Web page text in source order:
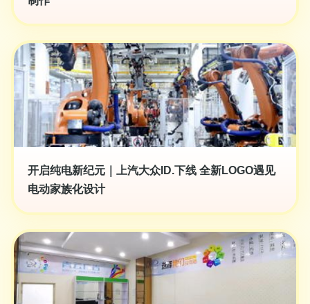
开启纯电新纪元｜上汽大众ID.下线 全新LOGO遇见
电动家族化设计